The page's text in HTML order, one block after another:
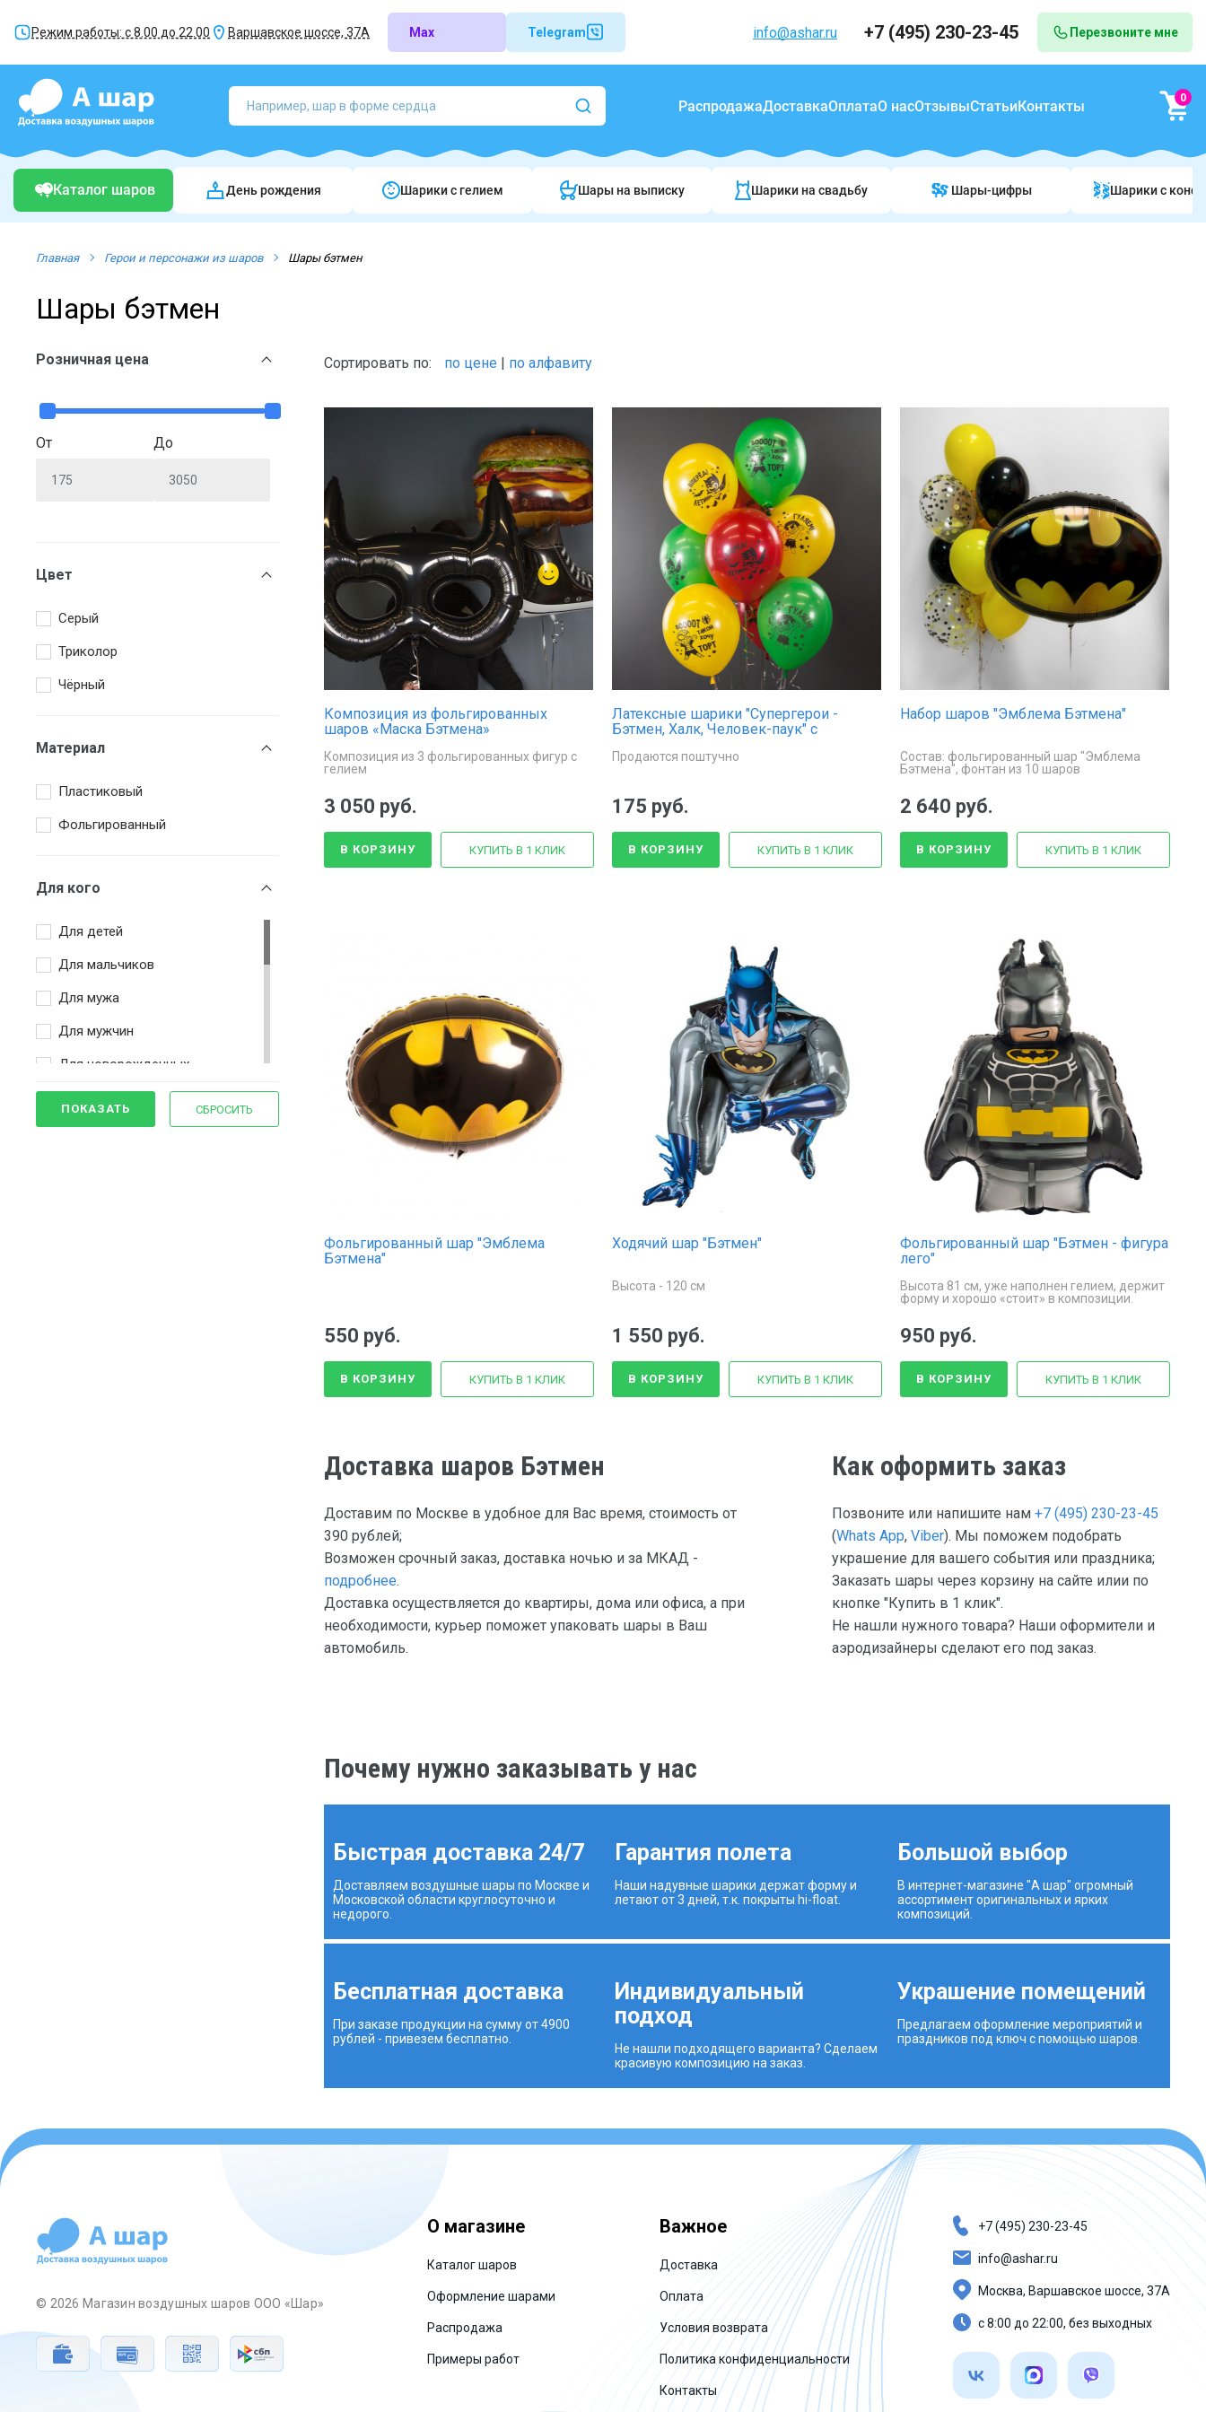
Режим работы: с 8.00 до 22.00 Варшавское шоссе, 37А Max Telegram info@ashar.ru +7 (495) 230-23-45 Перезвоните мне
РаспродажаДоставкаОплатаО насОтзывыСтатьиКонтакты 0
Каталог шаров День рождения Шарики c гелием Шары на выписку Шарики на свадьбу Шары-цифры Шарики c
Главная Герои и персонажи из шаров Шары бэтмен
Шары бэтмен
Розничная цена
От До
Цвет
Серый
Триколор
Чёрный
Материал
Пластиковый
Фольгированный
Для кого
Для детей
Для мальчиков
Для мужа
Для мужчин
Для новорожденных
ПОКАЗАТЬ СБРОСИТЬ
Сортировать по: по цене по алфавиту
Композиция из фольгированных
шаров «Маска Бэтмена»
Композиция из 3 фольгированных фигур с
гелием
3 050 руб.
В КОРЗИНУ КУПИТЬ В 1 КЛИК
Латексные шарики "Супергерои -
Бэтмен, Халк, Человек-паук" с
Продаются поштучно
175 руб.
В КОРЗИНУ КУПИТЬ В 1 КЛИК
Набор шаров "Эмблема Бэтмена"
Состав: фольгированный шар "Эмблема
Бэтмена", фонтан из 10 шаров
2 640 руб.
В КОРЗИНУ КУПИТЬ В 1 КЛИК
Фольгированный шар "Эмблема
Бэтмена"
550 руб.
В КОРЗИНУ КУПИТЬ В 1 КЛИК
Ходячий шар "Бэтмен"
Высота - 120 см
1 550 руб.
В КОРЗИНУ КУПИТЬ В 1 КЛИК
Фольгированный шар "Бэтмен - фигура
лего"
Высота 81 см, уже наполнен гелием, держит
форму и хорошо «стоит» в композиции.
950 руб.
В КОРЗИНУ КУПИТЬ В 1 КЛИК
Доставка шаров Бэтмен
Доставим по Москве в удобное для Вас время, стоимость от
390 рублей;
Возможен срочный заказ, доставка ночью и за МКАД -
подробнее.
Доставка осуществляется до квартиры, дома или офиса, а при
необходимости, курьер поможет упаковать шары в Ваш
автомобиль.
Как оформить заказ
Позвоните или напишите нам +7 (495) 230-23-45
(Whats App, Viber). Мы поможем подобрать
украшение для вашего события или праздника;
Заказать шары через корзину на сайте илии по
кнопке "Купить в 1 клик".
Не нашли нужного товара? Наши оформители и
аэродизайнеры сделают его под заказ.
Почему нужно заказывать у нас
Быстрая доставка 24/7
Доставляем воздушные шары по Москве и
Московской области круглосуточно и
недорого.
Гарантия полета
Наши надувные шарики держат форму и
летают от 3 дней, т.к. покрыты hi-float.
Большой выбор
В интернет-магазине "А шар" огромный
ассортимент оригинальных и ярких
композиций.
Бесплатная доставка
При заказе продукции на сумму от 4900
рублей - привезем бесплатно.
Индивидуальный
подход
Не нашли подходящего варианта? Сделаем
красивую композицию на заказ.
Украшение помещений
Предлагаем оформление мероприятий и
праздников под ключ с помощью шаров.
© 2026 Магазин воздушных шаров ООО «Шар»
О магазине
Каталог шаров
Оформление шарами
Распродажа
Примеры работ
Важное
Доставка
Оплата
Условия возврата
Политика конфиденциальности
Контакты
+7 (495) 230-23-45
info@ashar.ru
Москва, Варшавское шоссе, 37А
с 8:00 до 22:00, без выходных